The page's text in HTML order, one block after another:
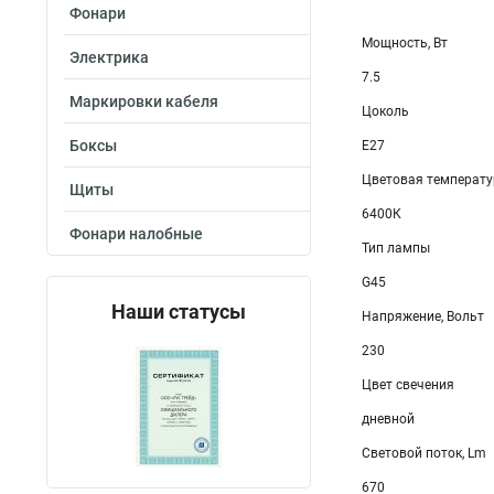
Фонари
Электрика
Маркировки кабеля
Боксы
Щиты
Фонари налобные
Наши статусы
Мощность, Вт
7.5
Цоколь
E27
Цветовая
6400К
Тип лампы
G45
Напряжение, Вольт
230
Цвет свечения
дневной
Световой поток, Lm
670